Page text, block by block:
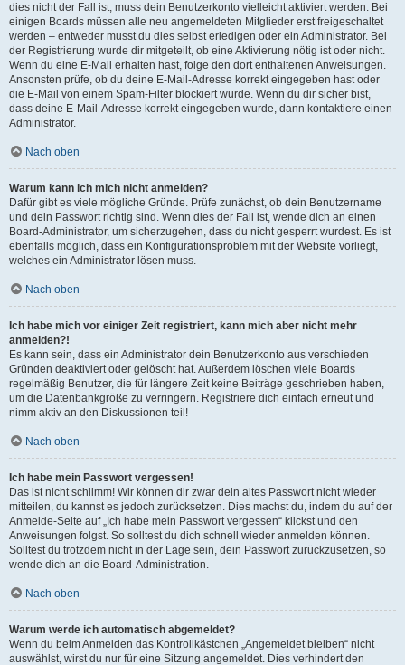
dies nicht der Fall ist, muss dein Benutzerkonto vielleicht aktiviert werden. Bei
einigen Boards müssen alle neu angemeldeten Mitglieder erst freigeschaltet
werden – entweder musst du dies selbst erledigen oder ein Administrator. Bei
der Registrierung wurde dir mitgeteilt, ob eine Aktivierung nötig ist oder nicht.
Wenn du eine E-Mail erhalten hast, folge den dort enthaltenen Anweisungen.
Ansonsten prüfe, ob du deine E-Mail-Adresse korrekt eingegeben hast oder
die E-Mail von einem Spam-Filter blockiert wurde. Wenn du dir sicher bist,
dass deine E-Mail-Adresse korrekt eingegeben wurde, dann kontaktiere einen
Administrator.
Nach oben
Warum kann ich mich nicht anmelden?
Dafür gibt es viele mögliche Gründe. Prüfe zunächst, ob dein Benutzername
und dein Passwort richtig sind. Wenn dies der Fall ist, wende dich an einen
Board-Administrator, um sicherzugehen, dass du nicht gesperrt wurdest. Es ist
ebenfalls möglich, dass ein Konfigurationsproblem mit der Website vorliegt,
welches ein Administrator lösen muss.
Nach oben
Ich habe mich vor einiger Zeit registriert, kann mich aber nicht mehr
anmelden?!
Es kann sein, dass ein Administrator dein Benutzerkonto aus verschieden
Gründen deaktiviert oder gelöscht hat. Außerdem löschen viele Boards
regelmäßig Benutzer, die für längere Zeit keine Beiträge geschrieben haben,
um die Datenbankgröße zu verringern. Registriere dich einfach erneut und
nimm aktiv an den Diskussionen teil!
Nach oben
Ich habe mein Passwort vergessen!
Das ist nicht schlimm! Wir können dir zwar dein altes Passwort nicht wieder
mitteilen, du kannst es jedoch zurücksetzen. Dies machst du, indem du auf der
Anmelde-Seite auf „Ich habe mein Passwort vergessen“ klickst und den
Anweisungen folgst. So solltest du dich schnell wieder anmelden können.
Solltest du trotzdem nicht in der Lage sein, dein Passwort zurückzusetzen, so
wende dich an die Board-Administration.
Nach oben
Warum werde ich automatisch abgemeldet?
Wenn du beim Anmelden das Kontrollkästchen „Angemeldet bleiben“ nicht
auswählst, wirst du nur für eine Sitzung angemeldet. Dies verhindert den